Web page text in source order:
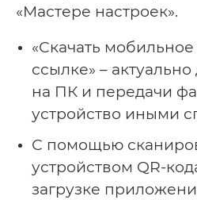
«Мастере настроек».
«Скачать
ссылке» –
на ПК и передачи
устройство иными
С помощью
устройством QR-
загрузке